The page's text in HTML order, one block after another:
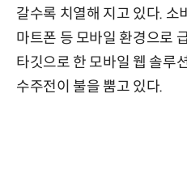
갈수록 치열해 지고 있다. 소
마트폰 등 모바일 환경으로
타깃으로 한 모바일 웹 솔루
수주전이 불을 뿜고 있다.